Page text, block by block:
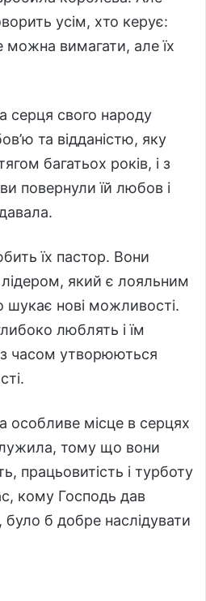
усім, хто керує:
можна вимагати, але їх
серця свого народу
та відданістю, яку
багатьох років, і з
повернули їй любов і
їх пастор. Вони
який є лояльним
шукає нові можливості.
люблять і їм
часом утворюються
особливе місце в серцях
тому що вони
працьовитість і турботу
кому Господь дав
було б добре наслідувати